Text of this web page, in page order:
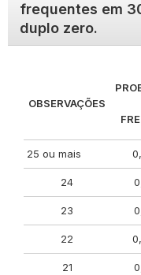
frequentes em
duplo zero.
OBSERVAÇÕES
25 ou mais
24
23
22
21